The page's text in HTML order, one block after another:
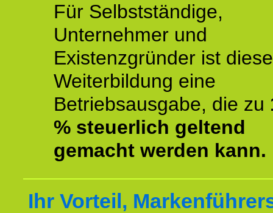
Für Selbstständige,
Unternehmer und
Existenzgründer ist diese
Weiterbildung eine
Betriebsausgabe, die zu
% steuerlich geltend
gemacht werden kann.
Ihr Vorteil,